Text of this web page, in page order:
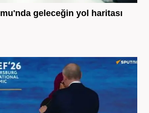
geleceğin yol haritası